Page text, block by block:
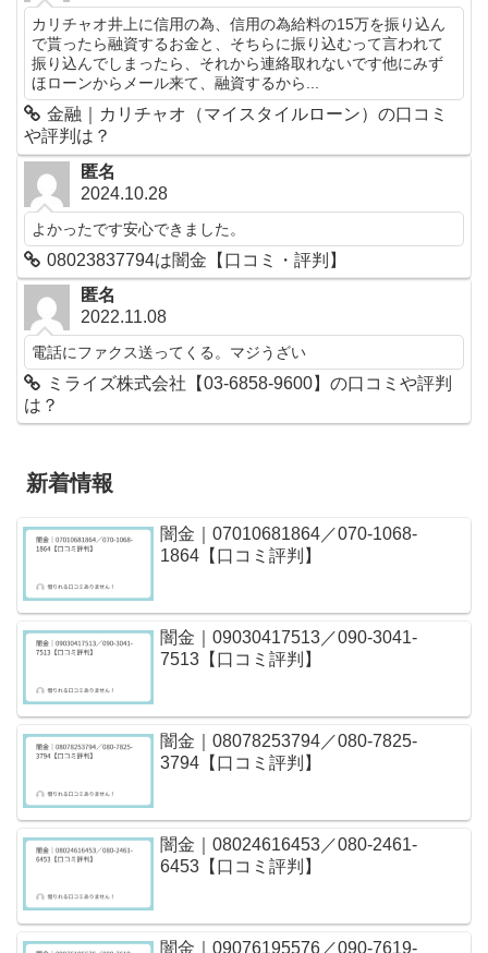
カリチャオ井上に信用の為、信用の為給料の15万を振り込ん
で貰ったら融資するお金と、そちらに振り込むって言われて
振り込んでしまったら、それから連絡取れないです他にみず
ほローンからメール来て、融資するから...
金融｜カリチャオ（マイスタイルローン）の口コミ
や評判は？
匿名
2024.10.28
よかったです安心できました。
08023837794は闇金【口コミ・評判】
匿名
2022.11.08
電話にファクス送ってくる。マジうざい
ミライズ株式会社【03-6858-9600】の口コミや評判
は？
新着情報
闇金｜07010681864／070-1068-
1864【口コミ評判】
闇金｜09030417513／090-3041-
7513【口コミ評判】
闇金｜08078253794／080-7825-
3794【口コミ評判】
闇金｜08024616453／080-2461-
6453【口コミ評判】
闇金｜09076195576／090-7619-